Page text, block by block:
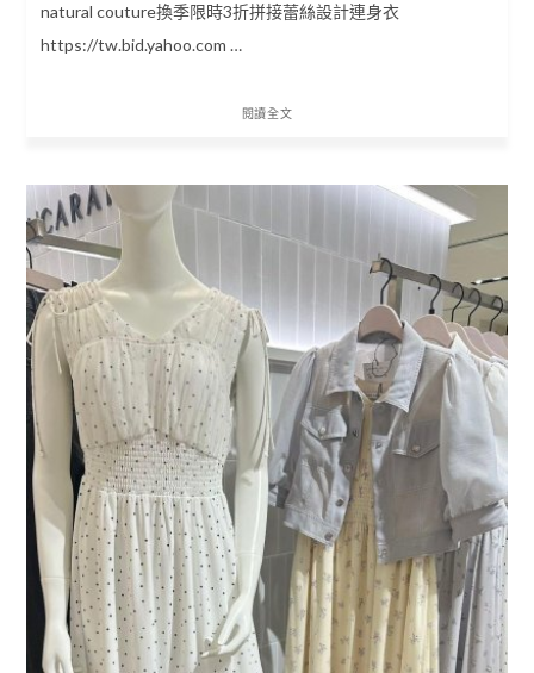
natural couture換季限時3折拼接蕾絲設計連身衣
https://tw.bid.yahoo.com …
閱讀全文